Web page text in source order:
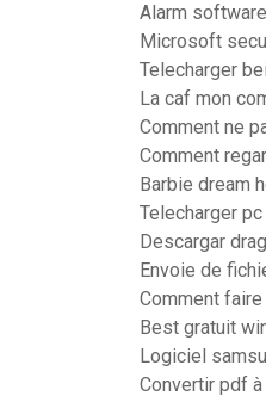
Alarm
Microsoft
Telecharger
La caf mon
Comment ne
Comment
Barbie dream
Telecharger
Descargar
Envoie de
Comment
Best gratuit
Logiciel
Convertir pdf